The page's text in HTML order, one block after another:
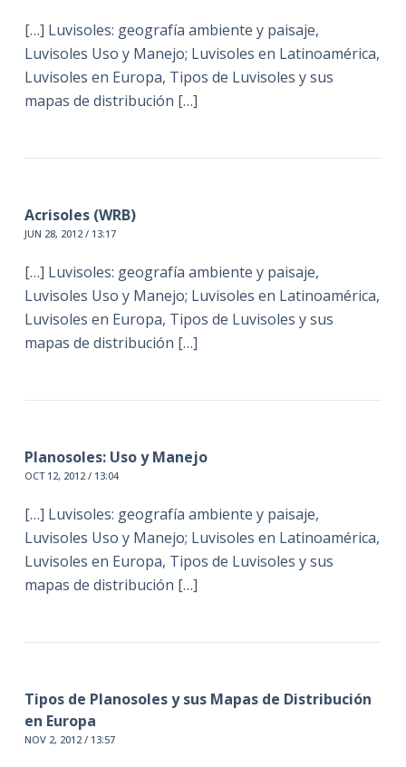
[…] Luvisoles: geografía ambiente y paisaje,
Luvisoles Uso y Manejo; Luvisoles en Latinoamérica,
Luvisoles en Europa, Tipos de Luvisoles y sus
mapas de distribución […]
Acrisoles (WRB)
JUN 28, 2012 / 13:17
[…] Luvisoles: geografía ambiente y paisaje,
Luvisoles Uso y Manejo; Luvisoles en Latinoamérica,
Luvisoles en Europa, Tipos de Luvisoles y sus
mapas de distribución […]
Planosoles: Uso y Manejo
OCT 12, 2012 / 13:04
[…] Luvisoles: geografía ambiente y paisaje,
Luvisoles Uso y Manejo; Luvisoles en Latinoamérica,
Luvisoles en Europa, Tipos de Luvisoles y sus
mapas de distribución […]
Tipos de Planosoles y sus Mapas de Distribución
en Europa
NOV 2, 2012 / 13:57